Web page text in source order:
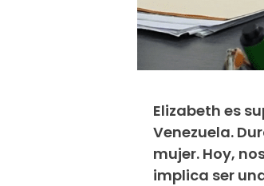
Elizabeth es
Venezuela.
mujer. Hoy,
implica ser